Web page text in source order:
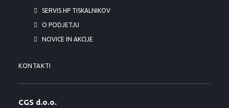
SERVIS HP TISKALNIKOV
O PODJETJU
NOVICE IN AKCIJE
KONTAKTI
CGS d.o.o.